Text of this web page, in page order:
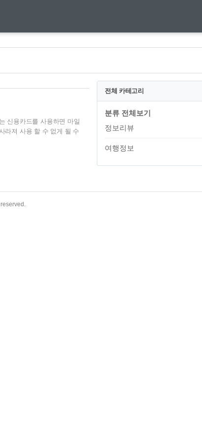
신용카드를 사용하면 마일
라져 사용 할 수 없게 될 수
보도록 하겠습니다. 대한
면 카드사 어플에서도 확
이드 대한항공 어..
전체 카테고리
분류 전체보기
정보리뷰
여행정보